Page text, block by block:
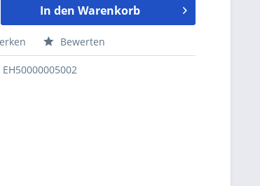
In den Warenkorb
Bewerten
EH50000005002